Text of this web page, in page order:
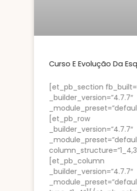
Curso E Evolução Da
[et_pb_section
_builder_version=”4.7.7″
[et_pb_row
_builder_version=”4.7.7″
[et_pb_column
_builder_version=”4.7.7″